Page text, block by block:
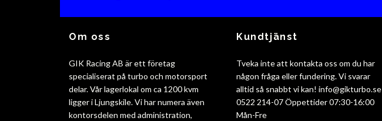
Om oss
GIK Racing AB är ett företag
specialiserat på turbo och motorsport
delar. Vår lagerlokal om ca 1200 kvm
ligger i Ljungskile. Vi har numera även
kontorsdelen med administration,
Kundtjänst
Tveka inte att kontakta oss om du har
någon fråga eller fundering. Vi svarar
alltid så snabbt vi kan! info@gikturbo.se
0522 214-07 Öppettider 07:30-16:00
Mån-Fre